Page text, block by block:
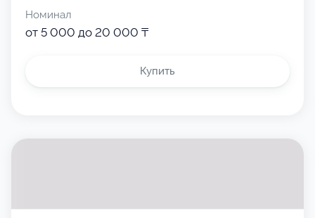
Номинал
от 5 000 до 20 000 ₸
Купить